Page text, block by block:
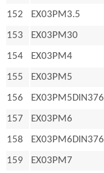
152 EX03PM3.5
153
EX03PM30
154
EX03PM4
155
EX03PM5
156
EX03PM5DIN376
157
EX03PM6
158
EX03PM6DIN376
159
EX03PM7